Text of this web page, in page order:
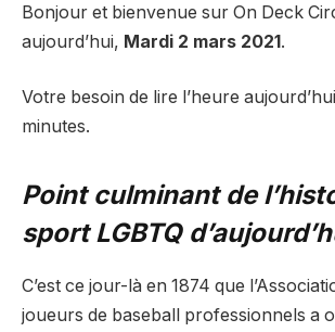
Bonjour et bienvenue sur On Deck
aujourd’hui, Mardi 2 mars 2021.
Votre besoin de lire l’heure
minutes.
Point culminant de
sport LGBTQ
C’est ce jour-là en 1874 que
joueurs de baseball professionnels a